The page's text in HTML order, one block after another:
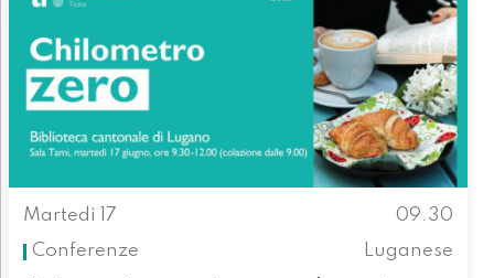
Martedì 17
09.30
Conferenze
Luganese